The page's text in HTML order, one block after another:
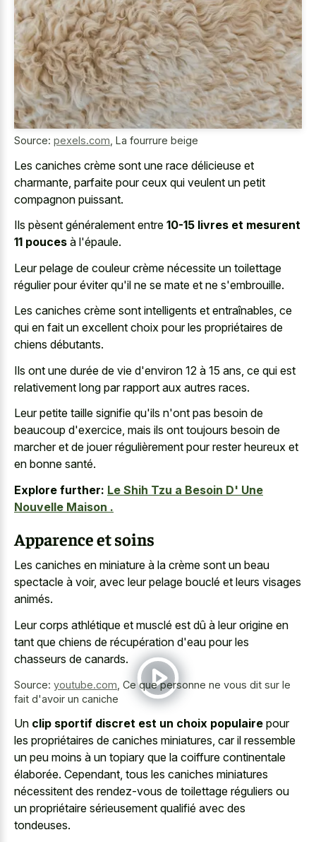
Source: pexels.com La fourrure beige
Les caniches crème sont une race délicieuse et
charmante, parfaite pour ceux qui veulent un petit
compagnon puissant.
Ils pèsent généralement entre 10-15 livres et mesurent
11 pouces à l'épaule.
Leur pelage de couleur crème nécessite un toilettage
régulier pour éviter qu'il ne se mate et ne s'embrouille.
Les caniches crème sont intelligents et entraînables, ce
qui en fait un excellent choix pour les propriétaires de
chiens débutants.
Ils ont une durée de vie d'environ 12 à 15 ans, ce qui est
relativement long par rapport aux autres races.
Leur petite taille signifie qu'ils n'ont pas besoin de
beaucoup d'exercice, mais ils ont toujours besoin de
marcher et de jouer régulièrement pour rester heureux et
en bonne santé.
Explore further: Le Shih Tzu a Besoin D' Une
Nouvelle Maison .
Apparence et soins
Les caniches en miniature à la crème sont un beau
spectacle à voir, avec leur pelage bouclé et leurs visages
animés.
Leur corps athlétique et musclé est dû à leur origine en
tant que chiens de récupération d'eau pour les
chasseurs de canards.
Source: youtube.com Ce que personne ne vous dit sur le
fait d'avoir un caniche
Un clip sportif discret est un choix populaire pour
les propriétaires de caniches miniatures, car il ressemble
un peu moins à un topiary que la coiffure continentale
élaborée. Cependant, tous les caniches miniatures
nécessitent des rendez-vous de toilettage réguliers ou
un propriétaire sérieusement qualifié avec des
tondeuses.